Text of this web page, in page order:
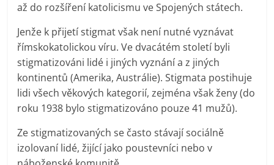
až do rozšíření katolicismu ve Spojených státech.
Jenže k přijetí stigmat však není nutné vyznávat
římskokatolickou víru. Ve dvacátém století byli
stigmatizováni lidé i jiných vyznání a z jiných
kontinentů (Amerika, Austrálie). Stigmata postihuje
lidi všech věkových kategorií, zejména však ženy (do
roku 1938 bylo stigmatizováno pouze 41 mužů).
Ze stigmatizovaných se často stávají sociálně
izolovaní lidé, žijící jako poustevníci nebo v